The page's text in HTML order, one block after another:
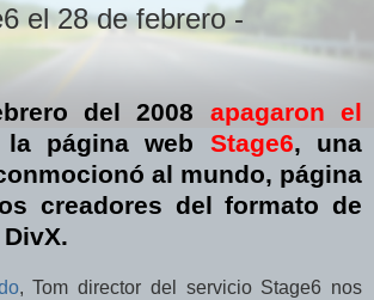
el 28 de febrero -
del 2008 apagaron el
página web Stage6, una
al mundo, página
creadores del formato de
, Tom director del servicio Stage6 nos